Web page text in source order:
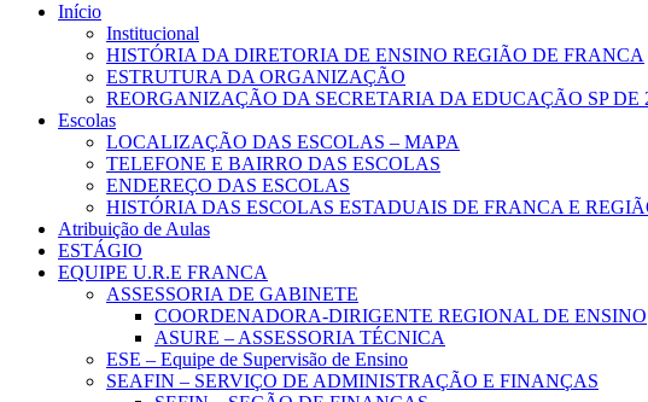
Início
Institucional
HISTÓRIA DA DIRETORIA DE ENSINO REGIÃO DE FRANCA
ESTRUTURA DA ORGANIZAÇÃO
REORGANIZAÇÃO DA SECRETARIA DA EDUCAÇÃO SP DE
Escolas
LOCALIZAÇÃO DAS ESCOLAS – MAPA
TELEFONE E BAIRRO DAS ESCOLAS
ENDEREÇO DAS ESCOLAS
HISTÓRIA DAS ESCOLAS ESTADUAIS DE FRANCA E
Atribuição de Aulas
ESTÁGIO
EQUIPE U.R.E FRANCA
ASSESSORIA DE GABINETE
COORDENADORA-DIRIGENTE REGIONAL DE ENSINO
ASURE – ASSESSORIA TÉCNICA
ESE – Equipe de Supervisão de Ensino
SEAFIN – SERVIÇO DE ADMINISTRAÇÃO E FINANÇAS